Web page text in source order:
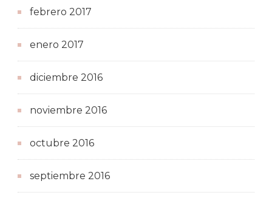
febrero 2017
enero 2017
diciembre 2016
noviembre 2016
octubre 2016
septiembre 2016